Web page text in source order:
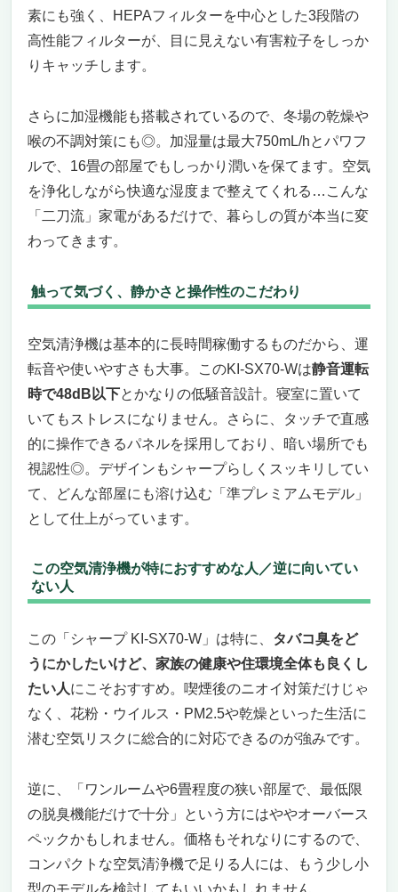
素にも強く、HEPAフィルターを中心とした3段階の
高性能フィルターが、目に見えない有害粒子をしっか
りキャッチします。
さらに加湿機能も搭載されているので、冬場の乾燥や
喉の不調対策にも◎。加湿量は最大750mL/hとパワフ
ルで、16畳の部屋でもしっかり潤いを保てます。空気
を浄化しながら快適な湿度まで整えてくれる…こんな
「二刀流」家電があるだけで、暮らしの質が本当に変
わってきます。
触って気づく、静かさと操作性のこだわり
空気清浄機は基本的に長時間稼働するものだから、運
転音や使いやすさも大事。このKI-SX70-Wは静音運転
時で48dB以下とかなりの低騒音設計。寝室に置いて
いてもストレスになりません。さらに、タッチで直感
的に操作できるパネルを採用しており、暗い場所でも
視認性◎。デザインもシャープらしくスッキリしてい
て、どんな部屋にも溶け込む「準プレミアムモデル」
として仕上がっています。
この空気清浄機が特におすすめな人／逆に向いてい
ない人
この「シャープ KI-SX70-W」は特に、 タバコ臭をど
うにかしたいけど、家族の健康や住環境全体も良くし
たい人にこそおすすめ。喫煙後のニオイ対策だけじゃ
なく、花粉・ウイルス・PM2.5や乾燥といった生活に
潜む空気リスクに総合的に対応できるのが強みです。
逆に、「ワンルームや6畳程度の狭い部屋で、最低限
の脱臭機能だけで十分」という方にはややオーバース
ペックかもしれません。価格もそれなりにするので、
コンパクトな空気清浄機で足りる人には、もう少し小
型のモデルを検討してもいいかもしれません。